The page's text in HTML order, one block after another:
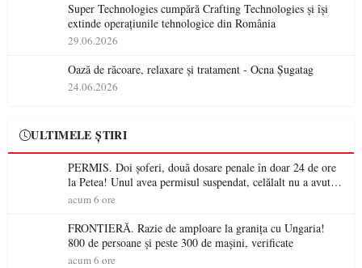
Super Technologies cumpără Crafting Technologies și își
extinde operațiunile tehnologice din România
29.06.2026
Oază de răcoare, relaxare și tratament - Ocna Șugatag
24.06.2026
ULTIMELE ȘTIRI
PERMIS. Doi șoferi, două dosare penale în doar 24 de ore
la Petea! Unul avea permisul suspendat, celălalt nu a avut
niciodată permis
acum 6 ore
FRONTIERĂ. Razie de amploare la granița cu Ungaria!
800 de persoane și peste 300 de mașini, verificate
acum 6 ore